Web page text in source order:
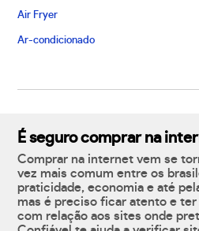
Air Fryer
Ar-condicionado
É seguro comprar na
Comprar na internet vem se
vez mais comum entre os
praticidade, economia e até
mas é preciso ficar atento e
com relação aos sites onde